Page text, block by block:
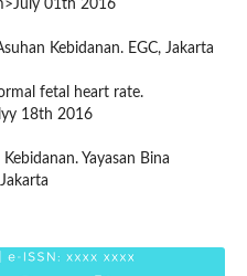
01th 2016
Kebidanan. EGC, Jakarta
fetal heart rate.
18th 2016
Yayasan Bina